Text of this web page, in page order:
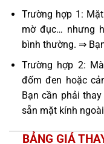
Trường hợp 1:
mờ đục… nhưng
bình thường. ⇒
Trường hợp 2:
đốm đen hoặc
Bạn cần phải
sẵn mặt kính
BẢNG GIÁ